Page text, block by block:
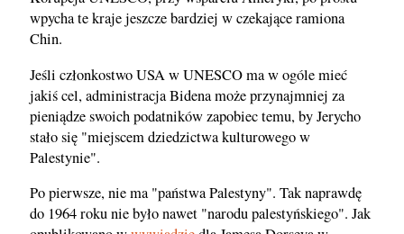
wpycha te kraje jeszcze bardziej w czekające ramiona
Chin.
Jeśli członkostwo USA w UNESCO ma w ogóle mieć
jakiś cel, administracja Bidena może przynajmniej za
pieniądze swoich podatników zapobiec temu, by Jerycho
stało się "miejscem dziedzictwa kulturowego w
Palestynie".
Po pierwsze, nie ma "państwa Palestyny". Tak naprawdę
do 1964 roku nie było nawet "narodu palestyńskiego". Jak